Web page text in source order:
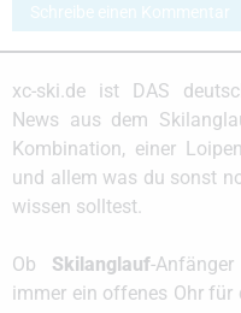
Schreibe einen Kommentar
xc-ski.de ist DAS
News aus dem
Kombination, einer
und allem was du sonst
wissen solltest.
Ob Skilanglauf-
immer ein offenes Ohr für